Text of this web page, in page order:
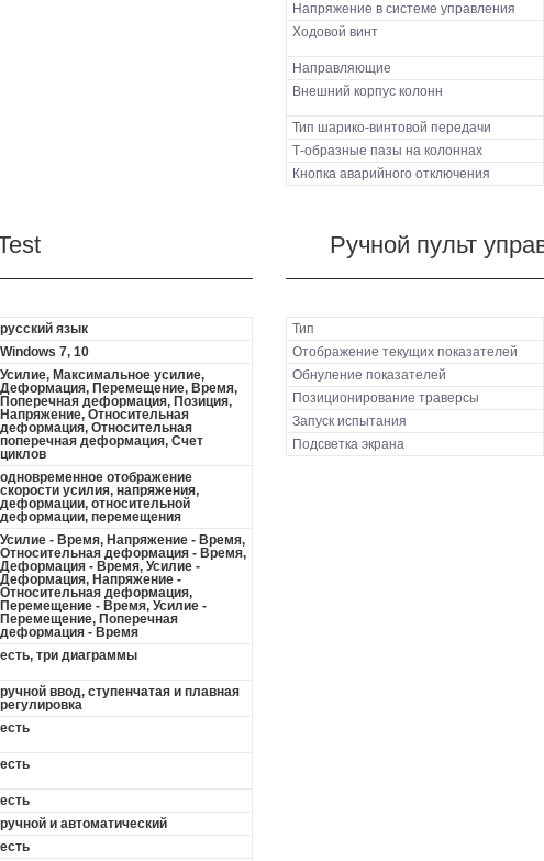
Напряжение в системе управления
Ходовой винт
Направляющие
Внешний корпус колонн
Тип шарико-винтовой передачи
Т-образные пазы на колоннах
Кнопка аварийного отключения
русский язык
Windows 7, 10
Усилие, Максимальное усилие,
Деформация, Перемещение, Время,
Поперечная деформация, Позиция,
Напряжение, Относительная
деформация, Относительная
поперечная деформация, Счет
циклов
одновременное отображение
скорости усилия, напряжения,
деформации, относительной
деформации, перемещения
Усилие - Время, Напряжение - Время,
Относительная деформация - Время,
Деформация - Время, Усилие -
Деформация, Напряжение -
Относительная деформация,
Перемещение - Время, Усилие -
Перемещение, Поперечная
деформация - Время
есть, три диаграммы
ручной ввод, ступенчатая и плавная
регулировка
есть
есть
есть
ручной и автоматический
есть
Ручной пульт
Тип
Отображение текущих показателей
Обнуление показателей
Позиционирование траверсы
Запуск испытания
Подсветка экрана